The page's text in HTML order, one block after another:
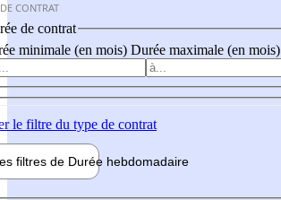
CONTRAT
de contrat
minimale (en mois) Durée maximale (en mois)
le filtre du type de contrat
filtres de Durée hebdomadaire